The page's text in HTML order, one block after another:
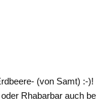
(von Samt) :-)!
Rhabarbar auch